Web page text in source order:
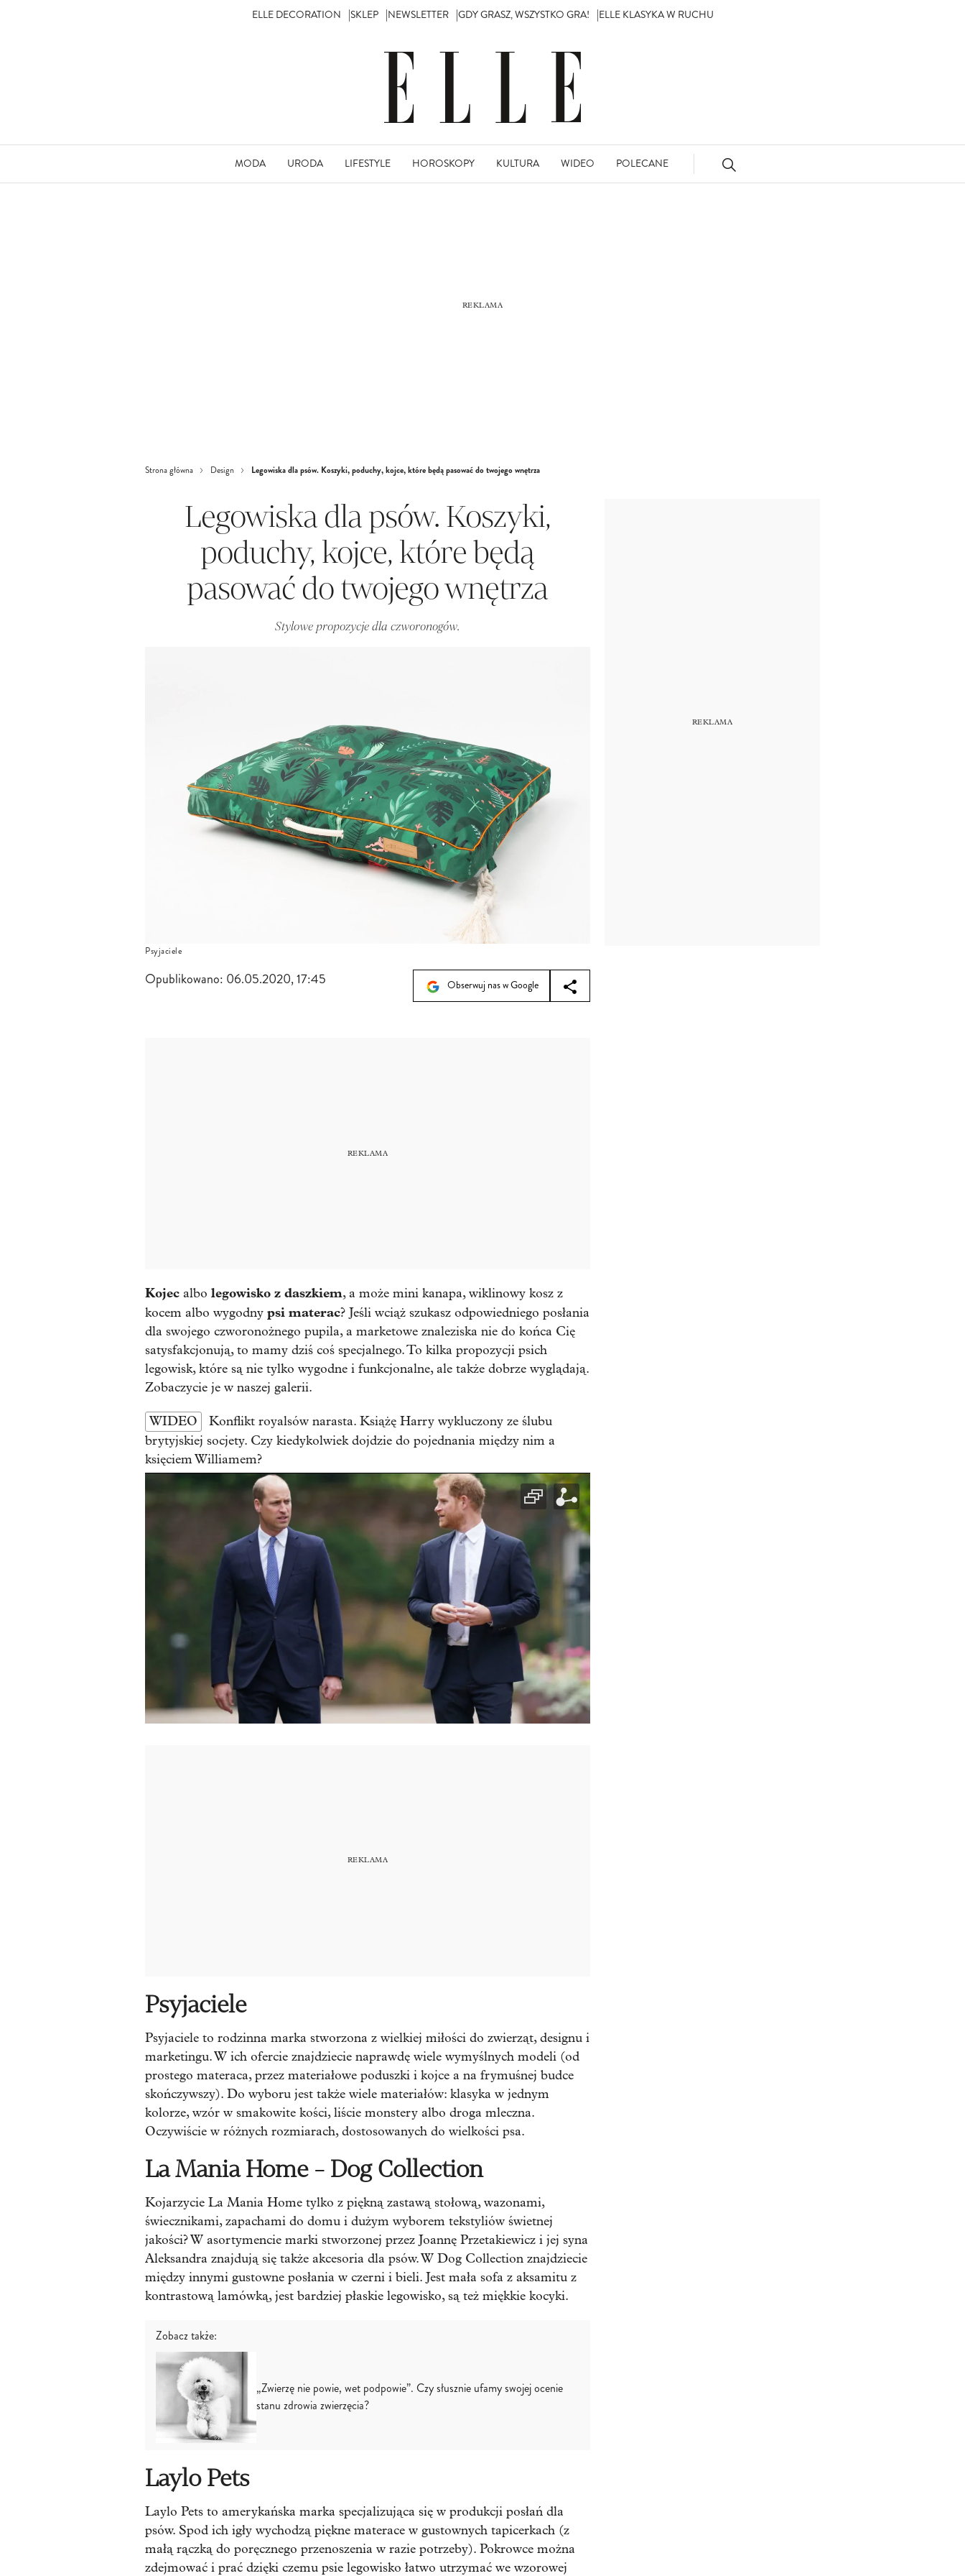
ELLE DECORATION SKLEP NEWSLETTER GDY GRASZ, WSZYSTKO GRA! ELLE KLASYKA W RUCHU
MODA URODA LIFESTYLE HOROSKOPY KULTURA WIDEO POLECANE
Strona główna Design Legowiska dla psów. Koszyki, poduchy, kojce, które będą pasować do twojego wnętrza
Legowiska dla psów. Koszyki,
poduchy, kojce, które będą
pasować do twojego wnętrza
Stylowe propozycje dla czworonogów.
Psyjaciele
Opublikowano: 06.05.2020, 17:45 Obserwuj nas w Google
Kojec albo legowisko z daszkiem, a może mini kanapa, wiklinowy kosz z
kocem albo wygodny psi materac? Jeśli wciąż szukasz odpowiedniego posłania
dla swojego czworonożnego pupila, a marketowe znaleziska nie do końca Cię
satysfakcjonują, to mamy dziś coś specjalnego. To kilka propozycji psich
legowisk, które są nie tylko wygodne i funkcjonalne, ale także dobrze wyglądają.
Zobaczycie je w naszej galerii.
WIDEO
Konflikt royalsów narasta. Książę Harry wykluczony ze ślubu
brytyjskiej socjety. Czy kiedykolwiek dojdzie do pojednania między nim a
księciem Williamem?
Psyjaciele
Psyjaciele to rodzinna marka stworzona z wielkiej miłości do zwierząt, designu i
marketingu. W ich ofercie znajdziecie naprawdę wiele wymyślnych modeli (od
prostego materaca, przez materiałowe poduszki i kojce a na frymuśnej budce
skończywszy). Do wyboru jest także wiele materiałów: klasyka w jednym
kolorze, wzór w smakowite kości, liście monstery albo droga mleczna.
Oczywiście w różnych rozmiarach, dostosowanych do wielkości psa.
La Mania Home - Dog Collection
Kojarzycie La Mania Home tylko z piękną zastawą stołową, wazonami,
świecznikami, zapachami do domu i dużym wyborem tekstyliów świetnej
jakości? W asortymencie marki stworzonej przez Joannę Przetakiewicz i jej syna
Aleksandra znajdują się także akcesoria dla psów. W Dog Collection znajdziecie
między innymi gustowne posłania w czerni i bieli. Jest mała sofa z aksamitu z
kontrastową lamówką, jest bardziej płaskie legowisko, są też miękkie kocyki.
Zobacz także:
„Zwierzę nie powie, wet podpowie”. Czy słusznie ufamy swojej ocenie
stanu zdrowia zwierzęcia?
Laylo Pets
Laylo Pets to amerykańska marka specjalizująca się w produkcji posłań dla
psów. Spod ich igły wychodzą piękne materace w gustownych tapicerkach (z
małą rączką do poręcznego przenoszenia w razie potrzeby). Pokrowce można
zdejmować i prać dzięki czemu psie legowisko łatwo utrzymać we wzorowej